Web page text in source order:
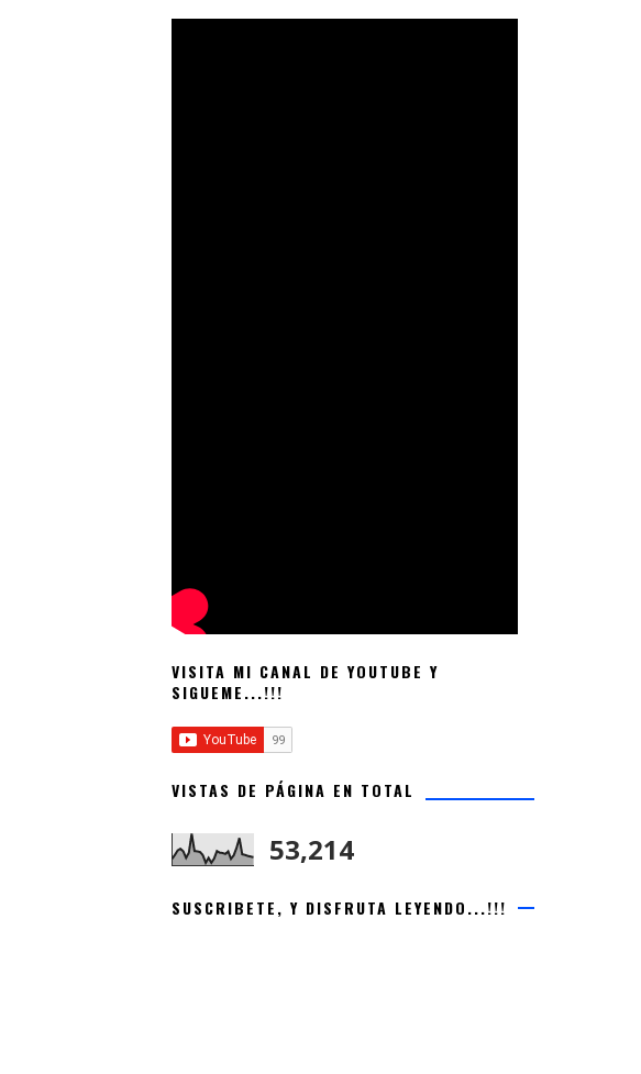
VISITA MI CANAL DE YOUTUBE Y
SIGUEME...!!!
VISTAS DE PÁGINA EN TOTAL
53,214
SUSCRIBETE, Y DISFRUTA LEYENDO...!!!